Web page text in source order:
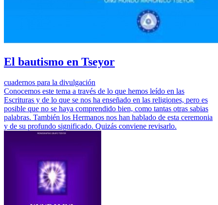
El bautismo en Tseyor
cuadernos para la divulgación
Conocemos este tema a través de lo que hemos leído en las
Escrituras y de lo que se nos ha enseñado en las religiones, pero es
posible que no se haya comprendido bien, como tantas otras sabias
palabras. También los Hermanos nos han hablado de esta ceremonia
y de su profundo significado. Quizás conviene revisarlo.